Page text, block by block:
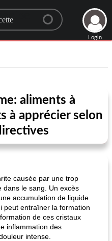
Login
aliments à
à apprécier selon
causée par une trop
dans le sang. Un excès
accumulation de liquide
peut entraîner la formation
de ces cristaux
inflammation des
intense.